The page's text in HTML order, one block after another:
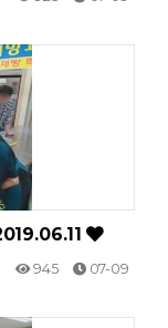
945 07-09